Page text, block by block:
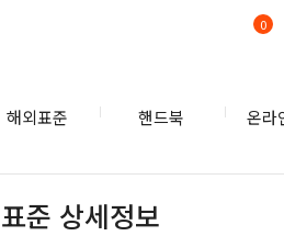
해외표준 핸드북 온라
0
준 상세정보